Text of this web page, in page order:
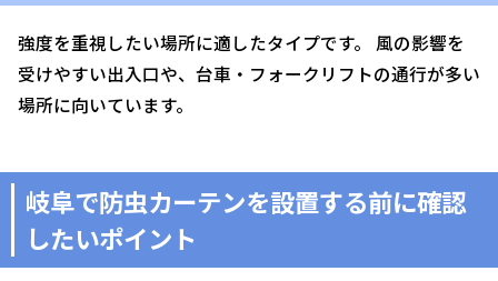
強度を重視したい場所に適したタイプです。 風の影響を
受けやすい出入口や、台車・フォークリフトの通行が多い
場所に向いています。
岐阜で防虫カーテンを設置する前に確認
したいポイント